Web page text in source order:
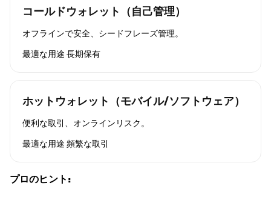
コールドウォレット（自己管理）
オフラインで安全、シードフレーズ管理。
最適な用途 長期保有
ホットウォレット（モバイル/ソフトウェア）
便利な取引、オンラインリスク。
最適な用途 頻繁な取引
プロのヒント: